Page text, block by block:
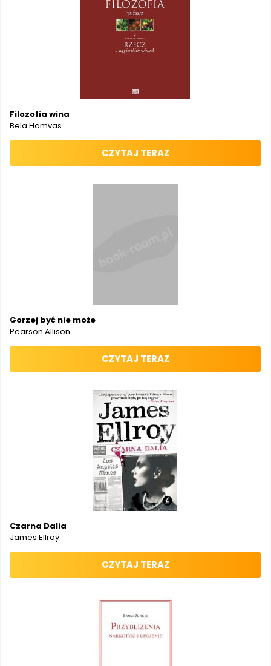
Filozofia wina
Bela Hamvas
CZYTAJ TERAZ
Gorzej być nie może
Pearson Allison
CZYTAJ TERAZ
Czarna Dalia
James Ellroy
CZYTAJ TERAZ